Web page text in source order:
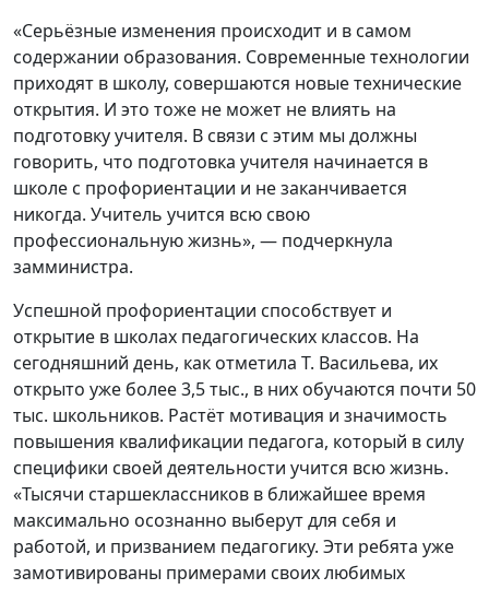
«Серьёзные изменения происходит и в самом
содержании образования. Современные технологии
приходят в школу, совершаются новые технические
открытия. И это тоже не может не влиять на
подготовку учителя. В связи с этим мы должны
говорить, что подготовка учителя начинается в
школе с профориентации и не заканчивается
никогда. Учитель учится всю свою
профессиональную жизнь», — подчеркнула
замминистра.
Успешной профориентации способствует и
открытие в школах педагогических классов. На
сегодняшний день, как отметила Т. Васильева, их
открыто уже более 3,5 тыс., в них обучаются почти 50
тыс. школьников. Растёт мотивация и значимость
повышения квалификации педагога, который в силу
специфики своей деятельности учится всю жизнь.
«Тысячи старшеклассников в ближайшее время
максимально осознанно выберут для себя и
работой, и призванием педагогику. Эти ребята уже
замотивированы примерами своих любимых